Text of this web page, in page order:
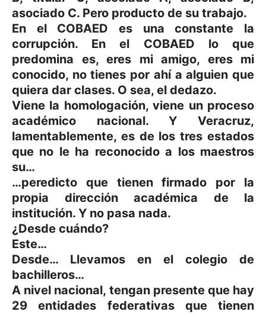
asociado C. Pero producto de su trabajo.
En el COBAED es una constante la
corrupción. En el COBAED lo que
predomina es, eres mi amigo, eres mi
conocido, no tienes por ahí a alguien que
quiera dar clases. O sea, el dedazo.
Viene la homologación, viene un proceso
académico nacional. Y Veracruz,
lamentablemente, es de los tres estados
que no le ha reconocido a los maestros
su…
…peredicto que tienen firmado por la
propia dirección académica de la
institución. Y no pasa nada.
¿Desde cuándo?
Este…
Desde… Llevamos en el colegio de
bachilleros…
A nivel nacional, tengan presente que hay
29 entidades federativas que tienen